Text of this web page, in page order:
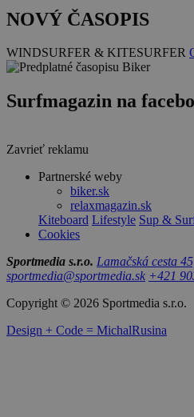
NOVÝ ČASOPIS
WINDSURFER & KITESURFER
Surfmagazin na
Zavrieť reklamu
Partnerské weby
biker.sk
relaxmagazin.sk
Kiteboard Lifestyle Sup &
Cookies
Sportmedia s.r.o. Lamačská cesta
sportmedia@sportmedia.sk +421
Copyright © 2026 Sportmedia s.r.o.
Design + Code = MichalRusina